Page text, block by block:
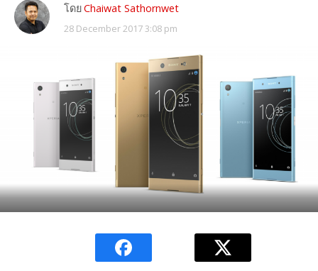
โดยChaiwat Sathornwet
28 December 2017 3:08 pm